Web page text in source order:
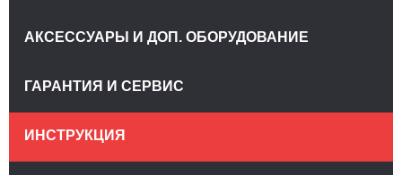
АКСЕССУАРЫ И ДОП. ОБОРУДОВАНИЕ
ГАРАНТИЯ И СЕРВИС
ИНСТРУКЦИЯ